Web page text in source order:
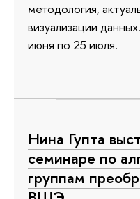
методология,
визуализации
июня по 25 июля.
Нина Гупта
семинаре по
группам